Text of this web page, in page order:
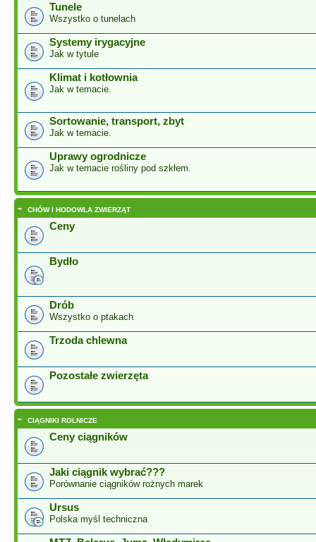
Tunele
Wszystko o tunelach
Systemy irygacyjne
Jak w tytule
Klimat i kotłownia
Jak w temacie.
Sortowanie, transport, zbyt
Jak w temacie.
Uprawy ogrodnicze
Jak w temacie rośliny pod szkłem.
- CHÓW I HODOWLA ZWIERZĄT
Ceny
Bydło
Drób
Wszystko o ptakach
Trzoda chlewna
Pozostałe zwierzęta
- CIĄGNIKI ROLNICZE
Ceny ciągników
Jaki ciągnik wybrać???
Porównanie ciągników rożnych marek
Ursus
Polska myśl techniczna